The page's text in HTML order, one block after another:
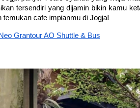
tersendiri yang dijamin bikin kamu
temukan cafe impianmu di Jogja!
Grantour AO Shuttle & Bus